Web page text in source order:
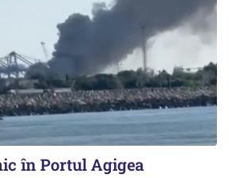
în Portul Agigea